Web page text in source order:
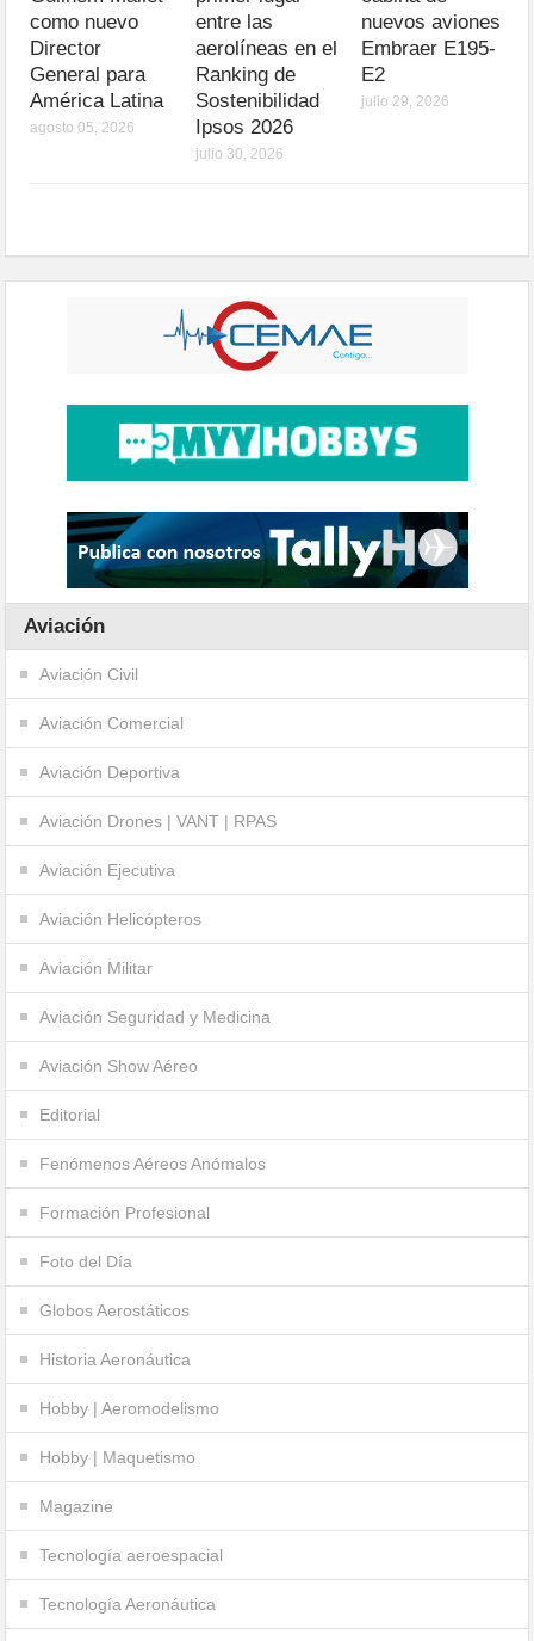
como nuevo
Director
General para
América Latina
agosto 05, 2026
entre las
aerolíneas en el
Ranking de
Sostenibilidad
Ipsos 2026
julio 30, 2026
nuevos aviones
Embraer E195-
E2
julio 29, 2026
Aviación
Aviación Civil
Aviación Comercial
Aviación Deportiva
Aviación Drones | VANT | RPAS
Aviación Ejecutiva
Aviación Helicópteros
Aviación Militar
Aviación Seguridad y Medicina
Aviación Show Aéreo
Editorial
Fenómenos Aéreos Anómalos
Formación Profesional
Foto del Día
Globos Aerostáticos
Historia Aeronáutica
Hobby | Aeromodelismo
Hobby | Maquetismo
Magazine
Tecnología aeroespacial
Tecnología Aeronáutica